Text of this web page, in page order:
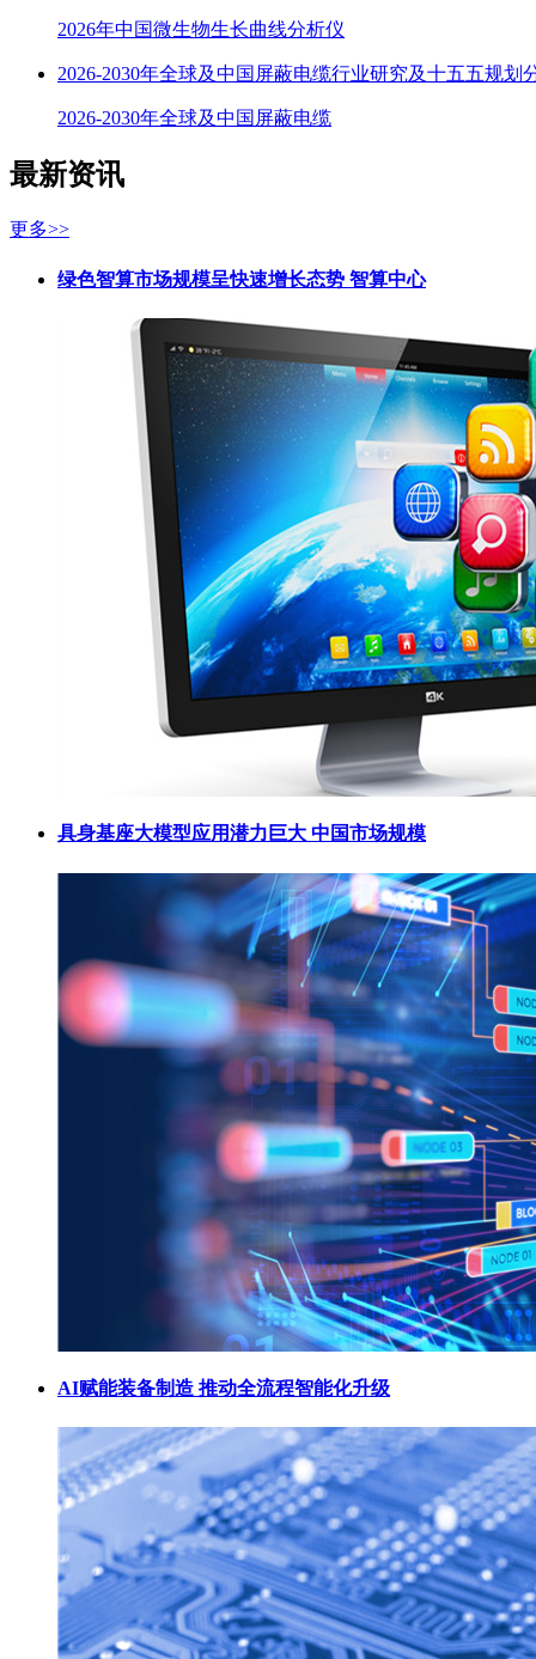
2026年中国微生物生长曲线分析仪
2026-2030年全球及中国屏蔽电缆行业研究及十五五规划
2026-2030年全球及中国屏蔽电缆
最新资讯
更多>>
绿色智算市场规模呈快速增长态势 智算中心
具身基座大模型应用潜力巨大 中国市场规模
AI赋能装备制造 推动全流程智能化升级